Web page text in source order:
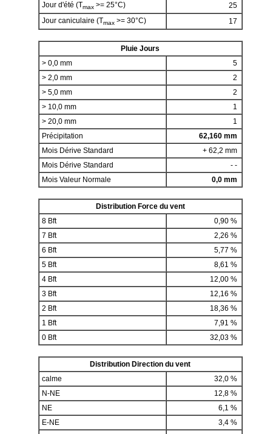
Jour d'été (Tmax>= 25°C)
25
Jour caniculaire (Tmax>= 30°C) 17
Pluie Jours
> 0,0 mm
5
> 2,0 mm
2
> 5,0 mm
2
> 10,0 mm
1
> 20,0 mm
1
Précipitation
62,160 mm
Mois Dérive Standard
+ 62,2 mm
Mois Dérive Standard
- -
Mois Valeur Normale
0,0 mm
Distribution Force du vent
8 Bft
0,90 %
7 Bft
2,26 %
6 Bft
5,77 %
5 Bft
8,61 %
4 Bft
12,00 %
3 Bft
12,16 %
2 Bft
18,36 %
1 Bft
7,91 %
0 Bft
32,03 %
Distribution Direction du vent
calme
32,0 %
N-NE
12,8 %
NE
6,1 %
E-NE
3,4 %